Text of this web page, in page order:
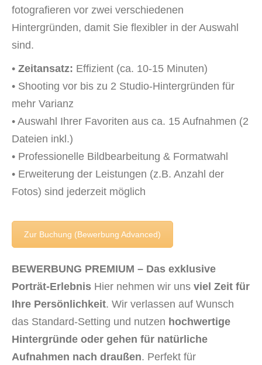
fotografieren vor zwei verschiedenen
Hintergründen, damit Sie flexibler in der Auswahl
sind.
• Zeitansatz: Effizient (ca. 10-15 Minuten)
• Shooting vor bis zu 2 Studio-Hintergründen für
mehr Varianz
• Auswahl Ihrer Favoriten aus ca. 15 Aufnahmen (2
Dateien inkl.)
• Professionelle Bildbearbeitung & Formatwahl
• Erweiterung der Leistungen (z.B. Anzahl der
Fotos) sind jederzeit möglich
Zur Buchung (Bewerbung Advanced)
BEWERBUNG PREMIUM – Das exklusive
Porträt-Erlebnis Hier nehmen wir uns viel Zeit für
Ihre Persönlichkeit. Wir verlassen auf Wunsch
das Standard-Setting und nutzen hochwertige
Hintergründe oder gehen für natürliche
Aufnahmen nach draußen. Perfekt für